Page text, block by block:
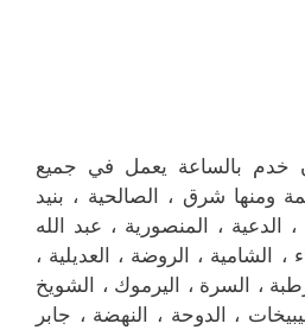
خدم بالساعة يعمل في جميع
ومنها شرق ، الصالحية ، بنيد
الدعية ، المنصورية ، عبد الله
، الشامية ، الروضة ، العديلية ،
، السرة ، اليرموك ، الشويخ
، الدوحة ، النهضة ، جابر